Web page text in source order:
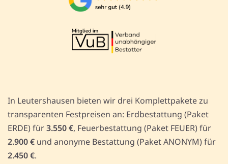
In Leutershausen bieten wir drei Komplettpakete zu
transparenten Festpreisen an: Erdbestattung (Paket
ERDE) für3.550 €, Feuerbestattung (Paket FEUER) für
2.900 € und anonyme Bestattung (Paket ANONYM) für
2.450 €.